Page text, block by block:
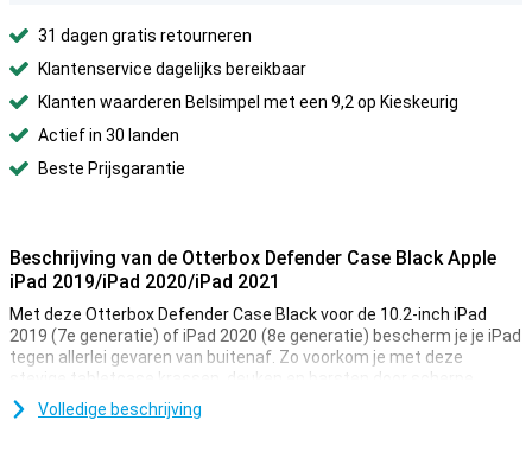
31 dagen gratis retourneren
Klantenservice dagelijks bereikbaar
Klanten waarderen Belsimpel met een 9,2 op Kieskeurig
Actief in 30 landen
Beste Prijsgarantie
Beschrijving van de Otterbox Defender Case Black Apple
iPad 2019/iPad 2020/iPad 2021
Met deze Otterbox Defender Case Black voor de 10.2-inch iPad
2019 (7e generatie) of iPad 2020 (8e generatie) bescherm je je iPad
tegen allerlei gevaren van buitenaf. Zo voorkom je met deze
stevige tabletcase krassen, deuken en barsten door scherpe
voorwerpen of valpartijen. Deze beschermhoes beschermt ook nog
eens de voorkant dankzij de ingebouwde screenprotector.
Volledige beschrijving